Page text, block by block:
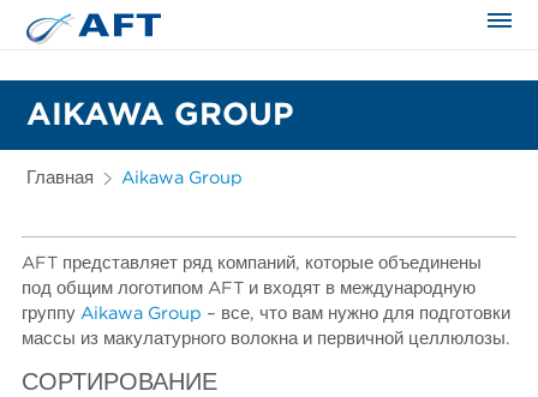
AIKAWA GROUP
Главная Aikawa Group
AFT представляет ряд компаний, которые объединены
под общим логотипом AFT и входят в международную
группу Aikawa Group – все, что вам нужно для подготовки
массы из макулатурного волокна и первичной целлюлозы.
СОРТИРОВАНИЕ